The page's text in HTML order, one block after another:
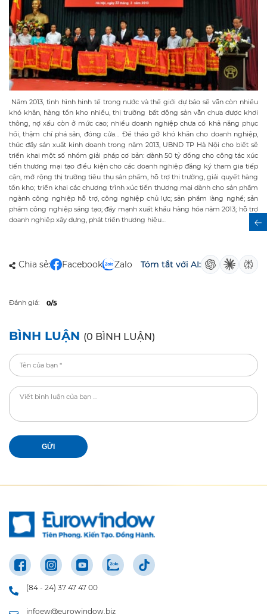
Năm 2013, tình hình hinh tế trong nước và thế giới dự báo sẽ vẫn còn nhiều
khó khăn, hàng tồn kho nhiều, thị trường bất động sản vẫn chưa được khơi
thông, nợ xấu còn ở mức cao; nhiều doanh nghiệp chưa có khả năng phục
hồi, thậm chí phá sản, đóng cửa… Để tháo gỡ khó khăn cho doanh nghiệp,
thúc đẩy sản xuất kinh doanh trong năm 2013, UBND TP Hà Nội cho biết sẽ
triển khai một số nhóm giải pháp cơ bản: dành 50 tỷ đồng cho công tác xúc
tiến thương mại tạo điều kiện cho các doanh nghiệp đăng ký tham gia tiếp
cận, mở rộng thị trường tiêu thụ sản phẩm, hỗ trợ thị trường, giải quyết hàng
tồn kho; triển khai các chương trình xúc tiến thương mại dành cho sản phẩm
ngành công nghiệp hỗ trợ, công nghiệp chủ lực; sản phẩm làng nghề; sản
phẩm công nghiệp sáng tạo; đẩy mạnh xuất khẩu hàng hóa năm 2013; hỗ trợ
doanh nghiệp xây dựng, phát triển thương hiệu…
Chia sẻ: Facebook Zalo Tóm tắt với AI:
Đánh giá: 0/5
BÌNH LUẬN (0 BÌNH LUẬN)
GỬI
(84 - 24) 37 47 47 00
infoew@eurowindow.biz